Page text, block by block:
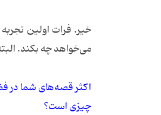
خیر. فرات اولین
می‌خواهد چه بكند.
اكثر قصه‌های شما در
چیزی است؟